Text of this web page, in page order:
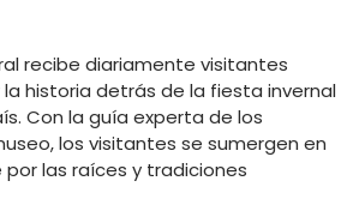
recibe diariamente visitantes
historia detrás de la fiesta invernal
Con la guía experta de los
los visitantes se sumergen en
las raíces y tradiciones